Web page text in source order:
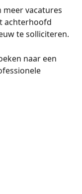
meer vacatures
achterhoofd
te solliciteren.
naar een